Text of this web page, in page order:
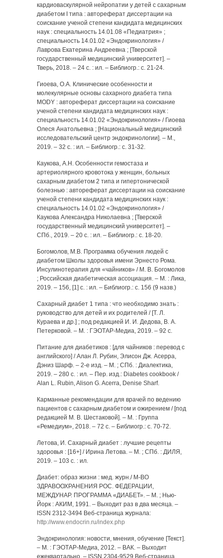
кардиоваскулярной нейропатии у детей с сахарным
диабетом I типа : автореферат диссертации на
соискание ученой степени кандидата медицинских
наук : специальность 14.01.08 «Педиатрия» ;
специальность 14.01.02 «Эндокринология» /
Лаврова Екатерина Андреевна ; [Тверской
государственный медицинский университет]. –
Тверь, 2018. – 24 с. : ил. – Библиогр.: с. 21-24.
Гиоева, О.А. Клинические особенности и
молекулярные основы сахарного диабета типа
MODY : автореферат диссертации на соискание
ученой степени кандидата медицинских наук :
специальность 14.01.02 «Эндокринология» / Гиоева
Олеся Анатольевна ; [Национальный медицинский
исследовательский центр эндокринологии]. – М.,
2019. – 32 с. : ил. – Библиогр.: с. 31-32.
Каукова, А.Н. Особенности гемостаза и
артериолярного кровотока у женщин, больных
сахарным диабетом 2 типа и гипертонической
болезнью : автореферат диссертации на соискание
ученой степени кандидата медицинских наук :
специальность 14.01.02 «Эндокринология» /
Каукова Александра Николаевна ; [Тверской
государственный медицинский университет]. –
СПб., 2019. – 20 с. : ил. – Библиогр.: с. 18-20.
Богомолов, М.В. Программа обучения людей с
диабетом Школы здоровья имени Эрнесто Рома.
Инсулинотерапия для «чайников» / М. В. Богомолов
; Российская диабетическая ассоциация. – М. : Лика,
2019. – 156, [1] с. : ил. – Библиогр.: с. 156 (9 назв.)
Сахарный диабет 1 типа : что необходимо знать :
руководство для детей и их родителей / [Т. Л.
Кураева и др.] ; под редакцией И. И. Дедова, В. А.
Петерковой. – М. : ГЭОТАР-Медиа, 2019. – 92 с.
Питание для диабетиков : [для чайников : перевод с
английского] / Алан Л. Рубин, Элисон Дж. Асерра,
Дэниз Шарф. – 2-е изд. – М. ; СПб. : Диалектика,
2019. – 280 с. : ил. – Пер. изд.: Diabetes cookbook /
Alan L. Rubin, Alison G. Acerra, Denise Sharf.
Карманные рекомендации для врачей по ведению
пациентов с сахарным диабетом и ожирением / [под
редакцией М. В. Шестаковой]. – М. : Группа
«Ремедиум», 2018. – 72 с. – Библиогр.: с. 70-72.
Летова, И. Сахарный диабет : лучшие рецепты
здоровья : [16+] / Ирина Летова. – М. ; СПб. : ДИЛЯ,
2019. – 103 с. : ил.
Диабет: образ жизни : мед. журн./ М-ВО
ЗДРАВООХРАНЕНИЯ РОС. ФЕДЕРАЦИИ,
МЕЖДУНАР. ПРОГРАММА «ДИАБЕТ». – М. ; Нью-
Йорк : АКИМ, 1991. – Выходит раз в два месяца. –
ISSN 2312-3494 Веб-страница журнала:
http://www.endocrin.ru/index.php
Эндокринология: новости, мнения, обучение [Текст].
– М. : ГЭОТАР-Медиа, 2012. – ВАК. – Выходит
ежеквартально. – ISSN 2304-9529 Веб-страница